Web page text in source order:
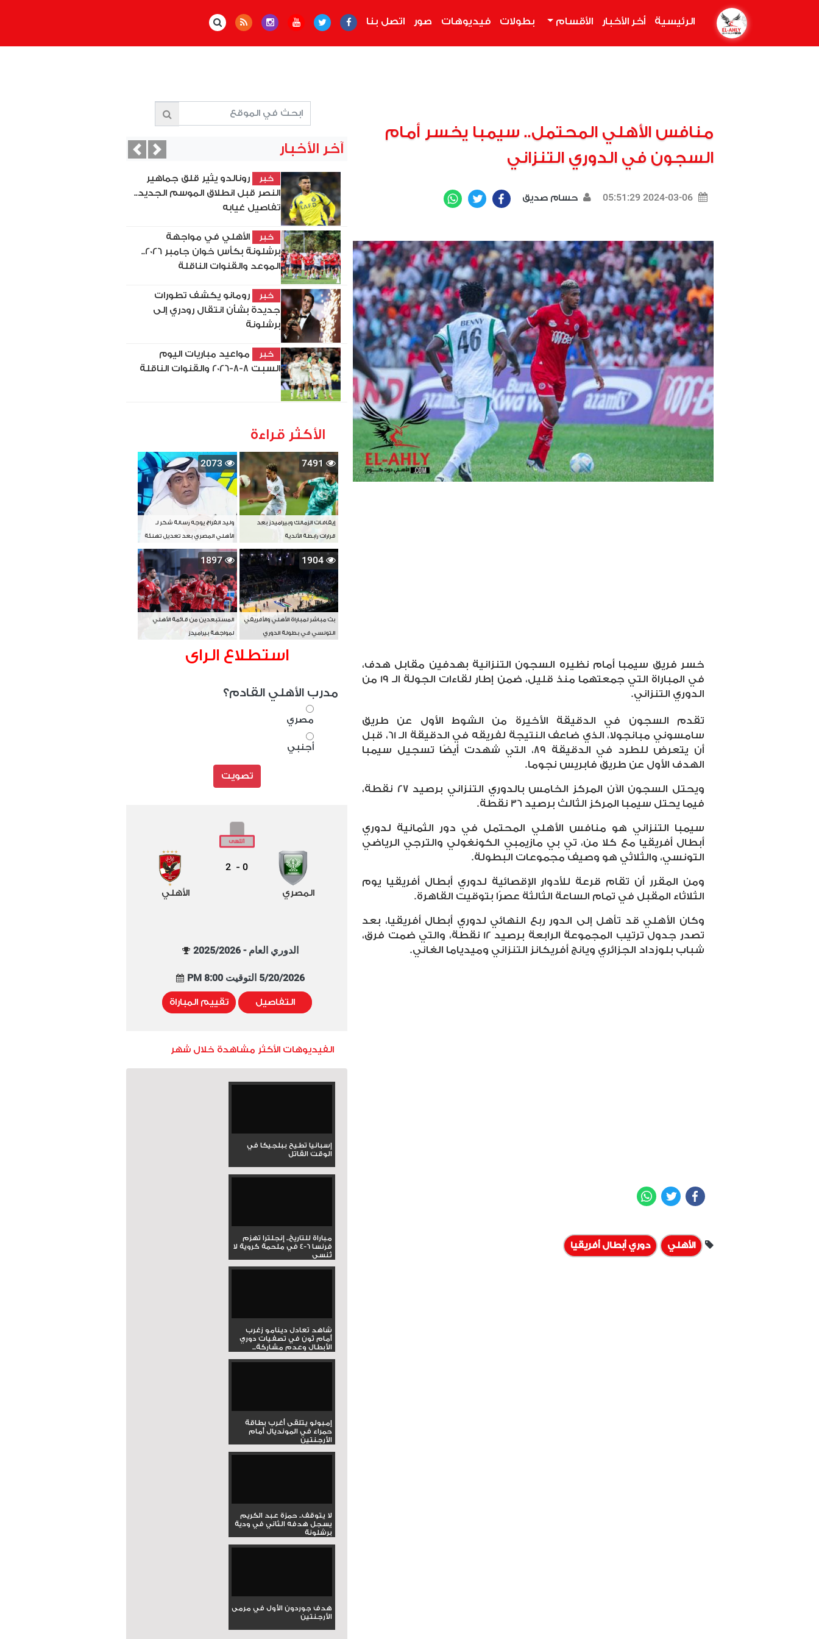
الرئيسية أخر الأخبار الأقسام بطولات فيديوهات صور اتصل بنا
منافس الأهلي المحتمل.. سيمبا يخسر أمام
السجون في الدوري التنزاني
2024-03-06 05:51:29 حسام صديق Facebook
Twitter
خسر فريق سيمبا أمام نظيره السجون التنزانية بهدفين مقابل هدف،
في المباراة التي جمعتهما منذ قليل، ضمن إطار لقاءات الجولة الـ 19 من
الدوري التنزاني.
تقدم السجون في الدقيقة الأخيرة من الشوط الأول عن طريق
سامسوني مبانجولا، الذي ضاعف النتيجة لفريقه في الدقيقة الـ 61، قبل
أن يتعرض للطرد في الدقيقة 89، التي شهدت أيضًا تسجيل سيمبا
الهدف الأول عن طريق فابريس نجوما.
ويحتل السجون الآن المركز الخامس بالدوري التنزاني برصيد 27 نقطة،
فيما يحتل سيمبا المركز الثالث برصيد 36 نقطة.
سيمبا التنزاني هو منافس الأهلي المحتمل في دور الثمانية لدوري
أبطال أفريقيا مع كلا من، تي بي مازيمبي الكونغولي والترجي الرياضي
التونسي، والثلاثي هو وصيف مجموعات البطولة.
ومن المقرر أن تقام قرعة للأدوار الإقصائية لدوري أبطال أفريقيا يوم
الثلاثاء المقبل في تمام الساعة الثالثة عصرًا بتوقيت القاهرة.
وكان الأهلي قد تأهل إلى الدور ربع النهائي لدوري أبطال أفريقيا، بعد
تصدر جدول ترتيب المجموعة الرابعة برصيد 12 نقطة، والتي ضمت فرق،
شباب بلوزداد الجزائري ويانج أفريكانز التنزاني وميدياما الغاني.
Facebook
Twitter
الأهلي دوري أبطال أفريقيا
آخر الأخبار
خبر
رونالدو يثير قلق جماهير
النصر قبل انطلاق الموسم الجديد..
تفاصيل غيابه
خبر
الأهلي في مواجهة
برشلونة بكأس خوان جامبر 2026..
الموعد والقنوات الناقلة
خبر
رومانو يكشف تطورات
جديدة بشأن انتقال رودري إلى
برشلونة
خبر
مواعيد مباريات اليوم
السبت 8-8-2026 والقنوات الناقلة
PreviousNext
الأكثر قراءة
7491
إيقافات الزمالك وبيراميدز بعد
قرارات رابطة الأندية
2073
وليد الفراج يوجه رسالة شكر لـ
الأهلي المصري بعد تعديل تهنئة
بطل آسيا
1904
بث مباشر لمباراة الأهلي والأفريقي
التونسي في بطولة الدوري
1897
المستبعدين من قائمة الأهلي
لمواجهة بيراميدز
استطلاع الراى
مدرب الأهلي القادم؟
مصري
أجنبي
تصويت
المصري
0
-
2
الأهلي
الدوري العام - 2025/2026
5/20/2026 التوقيت 8:00 PM
التفاصيل تقييم المباراة
الفيديوهات الأكثر مشاهدة خلال شهر
إسبانيا تطيح ببلجيكا في
الوقت القاتل
مباراة للتاريخ.. إنجلترا تهزم
فرنسا 6-4 في ملحمة كروية لا
تُنسى
شاهد تعادل دينامو زغرب
أمام ثون في تصفيات دوري
الأبطال وعدم مشاركة...
إمبولو يتلقى أغرب بطاقة
حمراء في المونديال أمام
الأرجنتين
لا يتوقف.. حمزة عبد الكريم
يسجل هدفه الثاني في ودية
برشلونة
هدف جوردون الأول في مرمى
الأرجنتين